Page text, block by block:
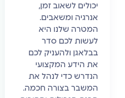
יכולים לשאוב זמן,
אנרגיה ומשאבים.
המטרה שלנו היא
לעשות לכם סדר
בבלאגן ולהעניק לכם
את הידע המקצועי
הנדרש כדי לנהל את
המשבר בצורה חכמה.